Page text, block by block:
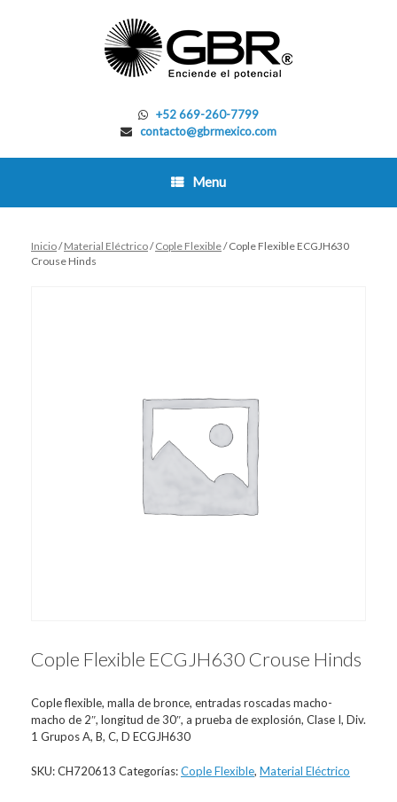
+52 669-260-7799
contacto@gbrmexico.com
Menu
Inicio/Material Eléctrico/Cople Flexible/ Cople Flexible ECGJH630
Crouse Hinds
Cople Flexible ECGJH630 Crouse Hinds
Cople flexible, malla de bronce, entradas roscadas macho-
macho de 2″, longitud de 30″, a prueba de explosión, Clase I, Div.
1 Grupos A, B, C, D ECGJH630
SKU:CH720613 Categorías:Cople Flexible, Material Eléctrico